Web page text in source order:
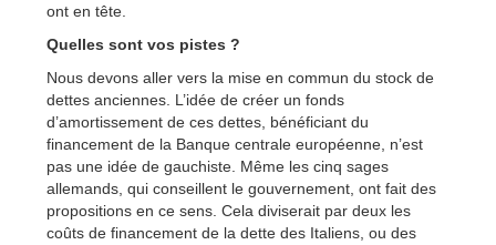
ont en tête.
Quelles sont vos pistes ?
Nous devons aller vers la mise en commun du stock de
dettes anciennes. L’idée de créer un fonds
d’amortissement de ces dettes, bénéficiant du
financement de la Banque centrale européenne, n’est
pas une idée de gauchiste. Même les cinq sages
allemands, qui conseillent le gouvernement, ont fait des
propositions en ce sens. Cela diviserait par deux les
coûts de financement de la dette des Italiens, ou des